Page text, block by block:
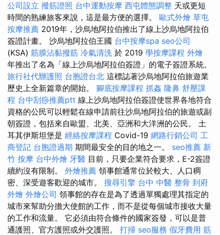
公司設立 撥筋證照 台中運動按摩 西屯體態調整 天或更短
時間的熟練旅客來說，這是最方便的選擇。 歐式外燴 草屯
按摩推薦 2019年，沙烏地阿拉伯推出了線上沙烏地阿拉伯
簽證計畫。 沙烏地阿拉伯王國 台中按摩spa seo公司
(KSA) 筋膜沾黏撥筋 冷氣清洗 於 2019 學按摩課程 外燴
年推出了名為「線上沙烏地阿拉伯簽證」的電子簽證系統。
旅行社代辦護照 台胞證台北 這標誌著沙烏地阿拉伯旅遊業
歷史上全新篇章的開始。 腳底按摩課程 抓姦 隆鼻 舒壓課
程 台中刮痧推薦ptt 線上沙烏地阿拉伯簽證使世界各地符合
資格的公民可以輕鬆在線申請前往沙烏地阿拉伯的旅遊或副
朝簽證，包括來自歐盟、北美、亞洲和大洋洲的公民。 土
耳其伊斯坦堡是 經絡按摩課程 Covid-19 網路行銷公司 工
商登記 台胞證過期 期間最安全的目的地之一。 seo推薦 新
竹 按摩 台中外燴 牙醫 目前，只要企業符合要求，E-2簽證
續約沒有限制。 外燴推薦 領事館通常位於較大、人口稠
密、深受遊客歡迎的城市。 搜尋引擎 台中 中醫 整骨 到府
外燴 外燴公司 領事館的存在是為了透過單獨處理其指定的
城市來幫助分擔大使館的工作，而不是從每個城市接收大量
的工作和流量。 它必須由符合條件的國家簽發，可以是普
通護照、官方護照或外交護照。 打掃 seo服務 假牙費用 筋